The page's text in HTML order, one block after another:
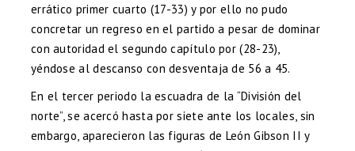
errático primer cuarto (17-33) y por ello no pudo
concretar un regreso en el partido a pesar de dominar
con autoridad el segundo capítulo por (28-23),
yéndose al descanso con desventaja de 56 a 45.
En el tercer periodo la escuadra de la “División del
norte”, se acercó hasta por siete ante los locales, sin
embargo, aparecieron las figuras de León Gibson II y